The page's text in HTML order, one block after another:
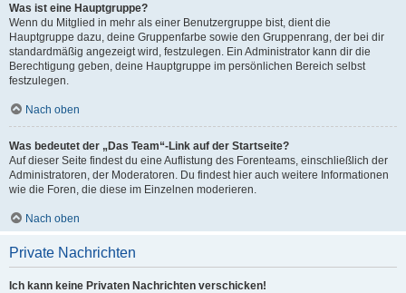
Was ist eine Hauptgruppe?
Wenn du Mitglied in mehr als einer Benutzergruppe bist, dient die
Hauptgruppe dazu, deine Gruppenfarbe sowie den Gruppenrang, der bei dir
standardmäßig angezeigt wird, festzulegen. Ein Administrator kann dir die
Berechtigung geben, deine Hauptgruppe im persönlichen Bereich selbst
festzulegen.
Nach oben
Was bedeutet der „Das Team“-Link auf der Startseite?
Auf dieser Seite findest du eine Auflistung des Forenteams, einschließlich der
Administratoren, der Moderatoren. Du findest hier auch weitere Informationen
wie die Foren, die diese im Einzelnen moderieren.
Nach oben
Private Nachrichten
Ich kann keine Privaten Nachrichten verschicken!